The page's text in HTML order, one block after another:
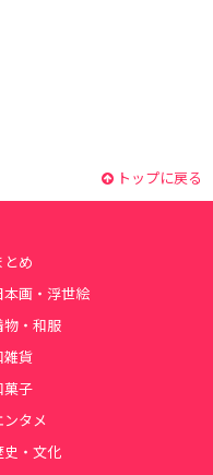
トップに戻る
とめ
本画・浮世絵
物・和服
雑貨
菓子
ンタメ
史・文化